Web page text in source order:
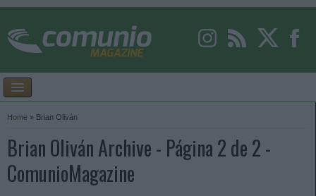
Home » Brian Oliván
Brian Oliván Archive - Página 2 de 2 -
ComunioMagazine